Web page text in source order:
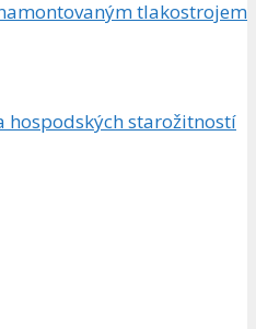
tlakostrojem
hospodských starožitností